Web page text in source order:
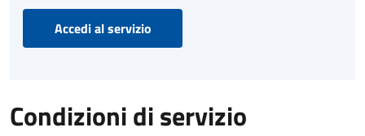
Accedi al servizio
Condizioni di servizio